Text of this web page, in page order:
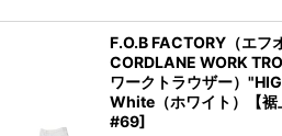
F.O.B FACTORY（エフ
CORDLANE WORK
ワークトラウザー）
White（ホワイト）【裾
#69]